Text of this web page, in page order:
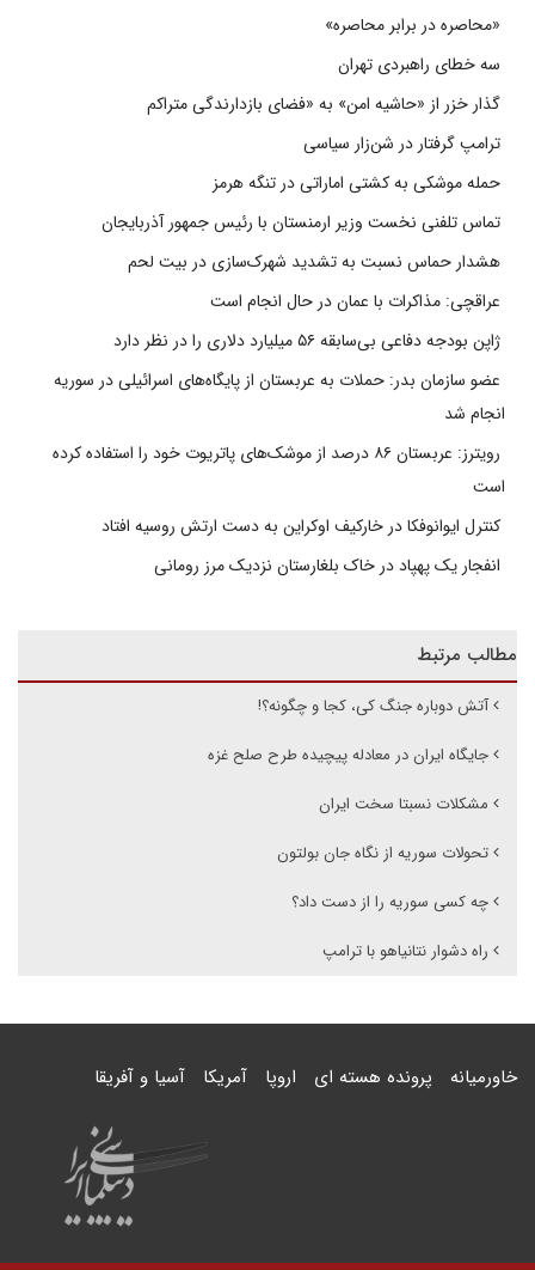
«محاصره در برابر محاصره»
سه خطای راهبردی تهران
گذار خزر از «حاشیه امن» به «فضای بازدارندگی متراکم
ترامپ گرفتار در شن‌زار سیاسی
حمله موشکی به کشتی اماراتی در تنگه هرمز
تماس تلفنی نخست وزیر ارمنستان با رئیس جمهور آذربایجان
هشدار حماس نسبت به تشدید شهرک‌سازی در بیت‌ لحم
عراقچی: مذاکرات با عمان در حال انجام است
ژاپن بودجه دفاعی بی‌سابقه ۵۶ میلیارد دلاری را در نظر دارد
عضو سازمان بدر: حملات به عربستان از پایگاه‌های اسرائیلی در سوریه
انجام شد
رویترز: عربستان ۸۶ درصد از موشک‌های پاتریوت خود را استفاده کرده
است
کنترل ایوانوفکا در خارکیف اوکراین به دست ارتش روسیه افتاد
انفجار یک پهپاد در خاک بلغارستان نزدیک مرز رومانی
مطالب مرتبط
آتش دوباره جنگ کی، کجا و چگونه؟!
جایگاه ایران در معادله پیچیده طرح صلح غزه
مشکلات نسبتا سخت ایران
تحولات سوریه از نگاه جان بولتون
چه کسی سوریه را از دست داد؟
راه دشوار نتانیاهو با ترامپ
خاورمیانه پرونده هسته ای اروپا آمریکا آسیا و آفریقا